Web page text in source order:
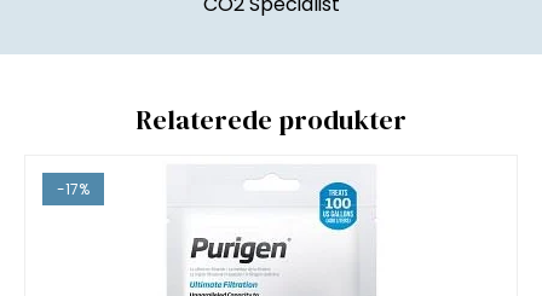
Relaterede produkter
-17%